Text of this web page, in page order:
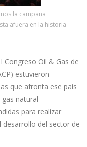
la campaña
afuera en la historia
Congreso Oil & Gas de
estuvieron
que afronta ese país
natural
para realizar
desarrollo del sector de